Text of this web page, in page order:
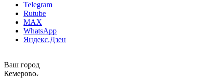
Telegram
Rutube
MAX
WhatsApp
Яндекс.Дзен
Ваш город
Кемерово